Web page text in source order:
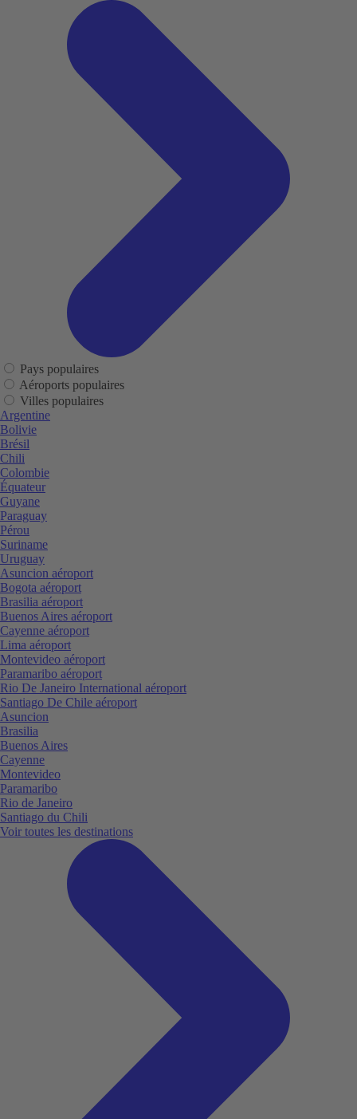
Pays populaires
Aéroports populaires
Villes populaires
Argentine
Bolivie
Brésil
Chili
Colombie
Équateur
Guyane
Paraguay
Pérou
Suriname
Uruguay
Asuncion aéroport
Bogota aéroport
Brasilia aéroport
Buenos Aires aéroport
Cayenne aéroport
Lima aéroport
Montevideo aéroport
Paramaribo aéroport
Rio De Janeiro International aéroport
Santiago De Chile aéroport
Asuncion
Brasilia
Buenos Aires
Cayenne
Montevideo
Paramaribo
Rio de Janeiro
Santiago du Chili
Voir toutes les destinations